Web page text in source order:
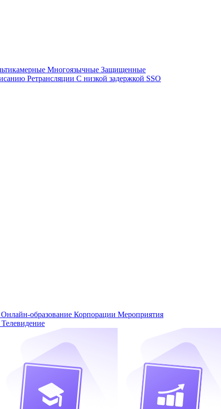
Многоязычные Защищенные
Ретрансляции С низкой задержкой SSO
Онлайн-образование Корпорации Мероприятия
Телевидение